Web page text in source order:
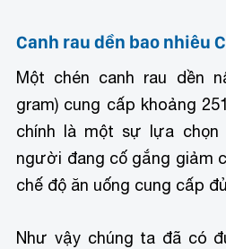
Canh rau dền bao nhiêu
Một chén canh rau dền
gram) cung cấp khoảng
chính là một sự lựa
người đang cố gắng giảm
chế độ ăn uống cung cấp
Như vậy chúng ta đã có